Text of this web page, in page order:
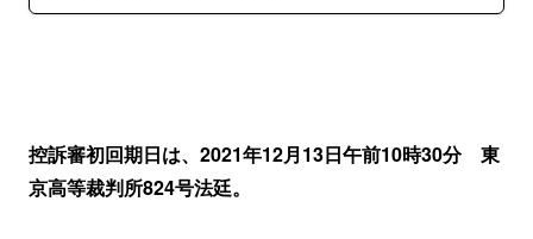
控訴審初回期日は、2021年12月13日午前10時30分 東
京高等裁判所824号法廷。